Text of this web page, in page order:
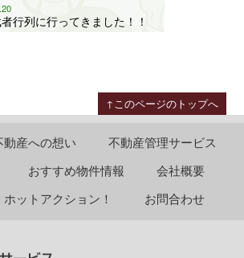
行列に行ってきました！！
↑このページのトップへ
動産への想い
不動産管理サービス
おすすめ物件情報
会社概要
ホットアクション！ お問合わせ